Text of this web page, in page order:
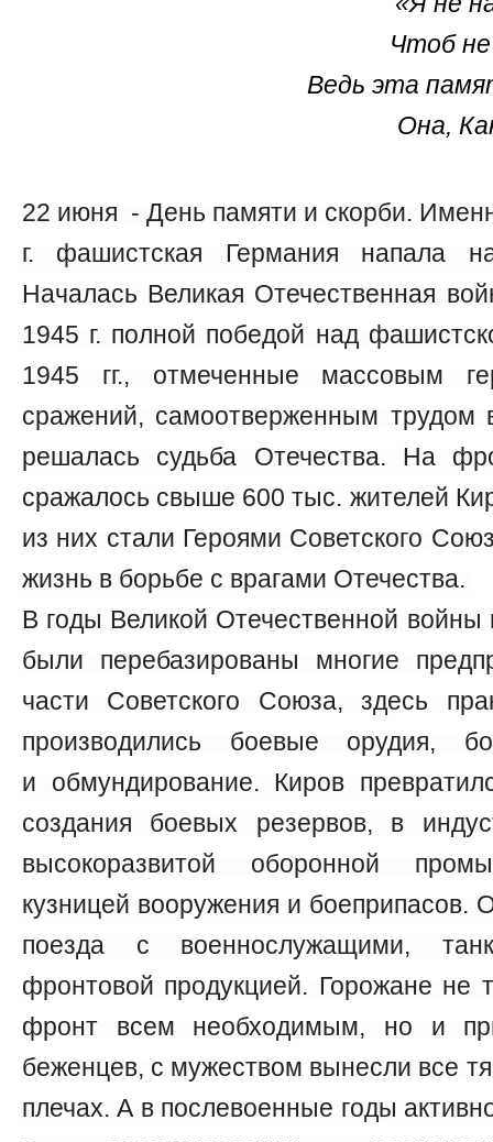
Чтоб
Ведь эта
Она,
22 июня - День памяти и скорби.
г. фашистская Германия напала
Началась Великая Отечественная
1945 г. полной победой над
1945 гг., отмеченные массовым
сражений, самоотверженным трудом
решалась судьба Отечества. На
сражалось свыше 600 тыс. жителей
из них стали Героями Советского
жизнь в борьбе с врагами Отечества.
В годы Великой Отечественной
были перебазированы многие
части Советского Союза, здесь
производились боевые орудия,
и обмундирование. Киров
создания боевых резервов, в
высокоразвитой оборонной
кузницей вооружения и боеприпасов.
поезда с военнослужащими,
фронтовой продукцией. Горожане не
фронт всем необходимым, но и
беженцев, с мужеством вынесли все
плечах. А в послевоенные годы